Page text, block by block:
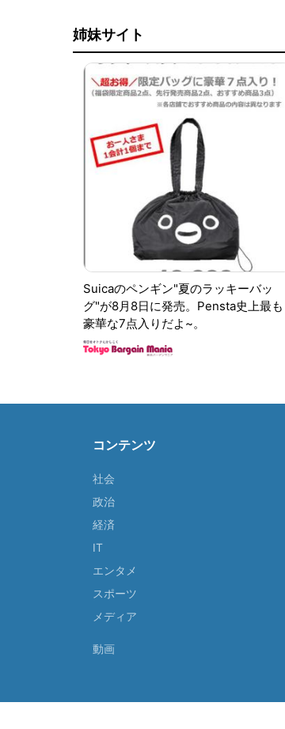
姉妹サイト
Suicaのペンギン"夏のラッキーバッ
グ"が8月8日に発売。Pensta史上最も
豪華な7点入りだよ~。
コンテンツ
社会
政治
経済
IT
エンタメ
スポーツ
メディア
動画